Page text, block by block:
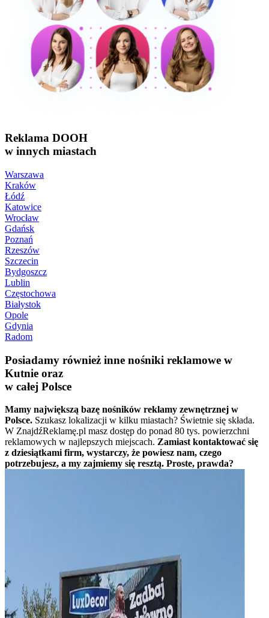
Reklama DOOH
w innych miastach
Warszawa
Kraków
Łódź
Katowice
Wrocław
Gdańsk
Poznań
Rzeszów
Szczecin
Bydgoszcz
Lublin
Częstochowa
Białystok
Opole
Gdynia
Radom
Posiadamy również inne nośniki reklamowe w
Kutnie oraz
w całej Polsce
Mamy największą bazę nośników reklamy zewnętrznej w
Polsce. Szukasz lokalizacji w kilku miastach? Świetnie się składa.
W ZnajdźReklamę.pl masz dostęp do ponad 80 tys. powierzchni
reklamowych w najlepszych miejscach. Zamiast kontaktować się
z dziesiątkami firm, wystarczy, że powiesz nam, czego
potrzebujesz, a my zajmiemy się resztą. Proste, prawda?